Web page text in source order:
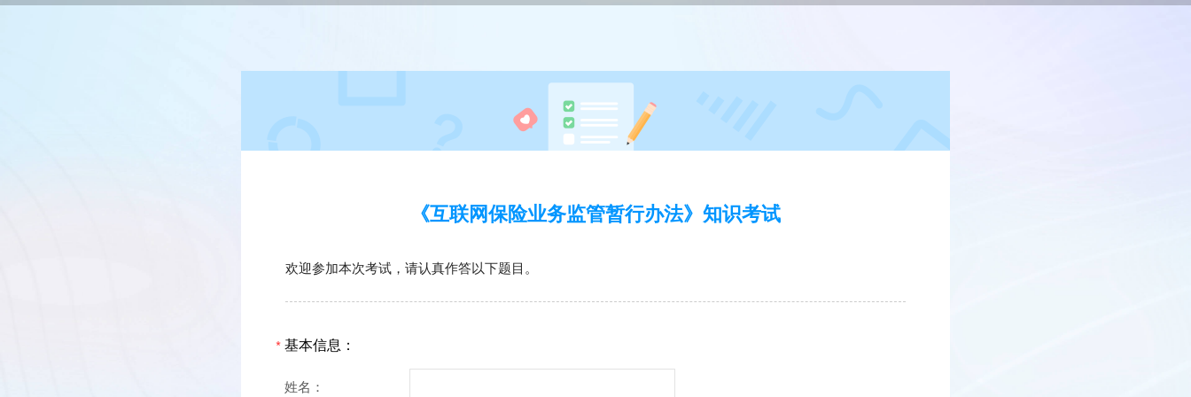
《互联网保险业务监管暂行办法》知识考试
欢迎参加本次考试，请认真作答以下题目。
*基本信息：
姓名：